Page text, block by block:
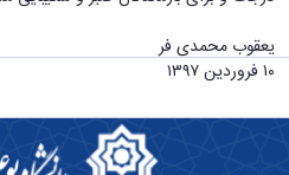
ساختار
سازمانی
سازمان
دانشگاه
دانشجویان
غیرایرانی
مهمانی
و
انتقال
علم
فناوری
مراکز
و فناوری
پژوهشکده
علوم
انسانی
و
رفاهی
دانشجویان
امور
دانشجویان
فوق
برنامه
فعالیت‌های
پایگاه
یعقوب محمدی فر
۱۰ فروردین ۱۳۹۷